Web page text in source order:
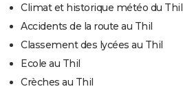
Climat et historique météo du Thil
Accidents de la route au Thil
Classement des lycées au Thil
Ecole au Thil
Crèches au Thil